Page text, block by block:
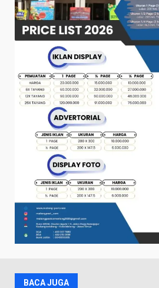
BACA JUGA